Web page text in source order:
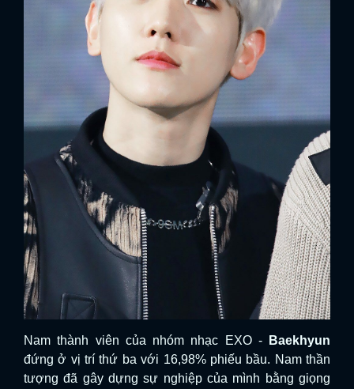
Nam thành viên của nhóm nhạc EXO -
Baekhyun
đứng ở vị trí thứ ba với 16,98% phiếu bầu. Nam thần
tượng đã gây dựng sự nghiệp của mình bằng giọng